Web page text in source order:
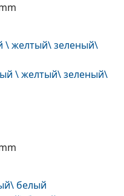
\ желтый\ зеленый\
белый